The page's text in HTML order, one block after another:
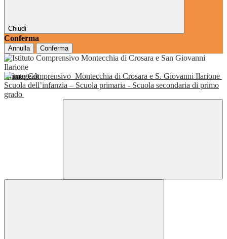
Chiudi
Conferma
Annulla Conferma
Istituto Comprensivo Montecchia di Crosara e S. Giovanni Ilarione
Scuola dell’infanzia – Scuola primaria - Scuola secondaria di primo
grado